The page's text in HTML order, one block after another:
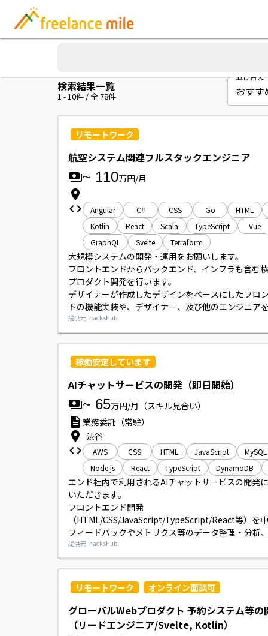
検索結果一覧
1 -10件 / 全78件
並び替え
リモートワーク
航空システム関連フルスタックエンジニア
~ 110万円/月
Angular C# CSS Go HTML
Kotlin
React Scala TypeScript
Vue
GraphQL
Svelte Terraform
大規模システムの開発・運用をお願いします。
フロントエンドからバックエンド、インフラも含む
プロダクト開発を行います。
デザイナーが作成したデザインをベースにしたフロ
ドの機能実装や、デザイナー、及び他のエンジニア
んだUI/UXの設計を行います。
GraphQLサーバーの設計・実装・性能評価、
クライアント開発、サードパーティが提供するSaaS
APIの調査と検証、開発した機能に対するテスト、CI/
の構築、整備、インフラ環境の構築、運用、ログ収集
それを用いたモニタリングの設定、システムの保守、
提供元: hacksHub
稼働安定しています
AIチャットサービスの開発（即日開始）
~ 65万円/月 （スキル見合い）
業務委託（常駐）
渋谷
AWS CSS HTML JavaScript
MySQL
Node.js
React TypeScript DynamoDB
エンド社内で利用されるAIチャットサービスの開発
いただきます。
フロントエンド開発
（HTML/CSS/JavaScript/TypeScript/React等）を中
フィードバックやメトリクス等のデータ整理・分析
にサービス運用に関する庶務業務まで幅広くご担当い
ます。
提供元: hacksHub
リモートワーク オンライン面談可
グローバルWebプロダクト 予約システム等の
（リードエンジニア/Svelte, Kotlin）